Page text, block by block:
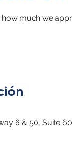
much we
6 & 50, Suite